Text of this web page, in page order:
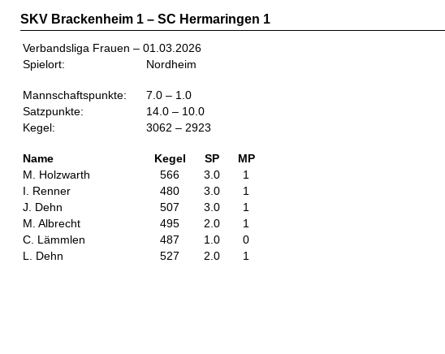
SKV Brackenheim 1 – SC Hermaringen 1
Verbandsliga Frauen – 01.03.2026
Spielort:
Nordheim
Mannschaftspunkte:
7.0 – 1.0
Satzpunkte:
14.0 – 10.0
Kegel:
3062 – 2923
Name Kegel SP
MP
M. Holzwarth
566 3.0
1
I. Renner
480 3.0
1
J. Dehn
507 3.0
1
M. Albrecht
495 2.0
1
C. Lämmlen
487 1.0
0
L. Dehn
527 2.0 1